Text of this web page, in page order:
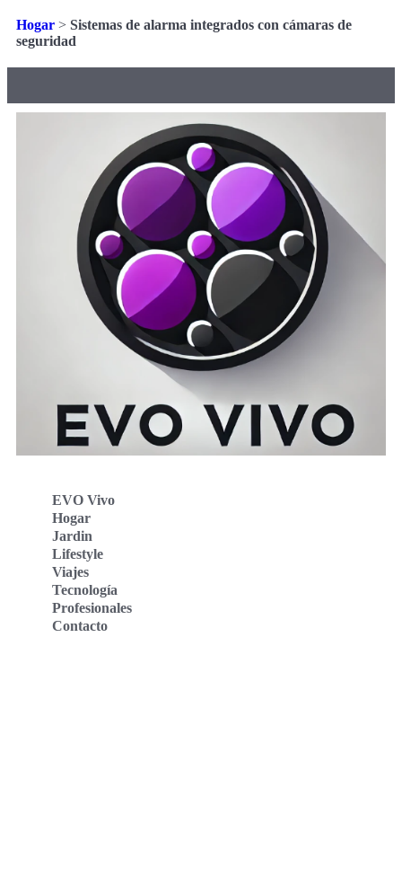
Hogar > Sistemas de alarma integrados con cámaras de
seguridad
EVO Vivo
Hogar
Jardin
Lifestyle
Viajes
Tecnología
Profesionales
Contacto